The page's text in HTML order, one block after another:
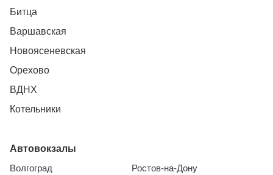
Битца
Варшавская
Новоясеневская
Орехово
ВДНХ
Котельники
Автовокзалы
Волгоград
Ростов-на-Дону